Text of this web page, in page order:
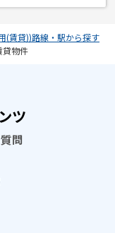
(賃貸))路線・駅から探す
貸物件
ツ
問